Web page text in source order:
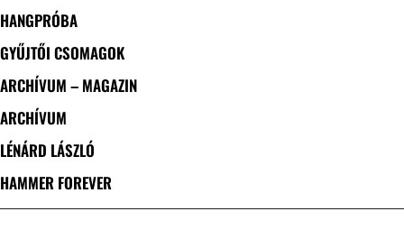
HANGPRÓBA
GYŰJTŐI CSOMAGOK
ARCHÍVUM – MAGAZIN
ARCHÍVUM
LÉNÁRD LÁSZLÓ
HAMMER FOREVER